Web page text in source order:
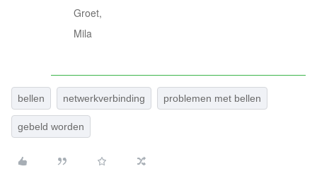
Groet,
Mila
bellen netwerkverbinding problemen met bellen
gebeld worden